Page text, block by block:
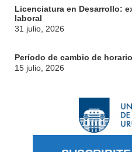
Licenciatura en Desarrollo:
laboral
31 julio, 2026
Período de cambio de horario
15 julio, 2026